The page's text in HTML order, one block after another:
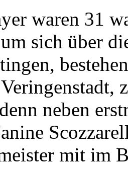
waren 31
sich über
neben
mit im